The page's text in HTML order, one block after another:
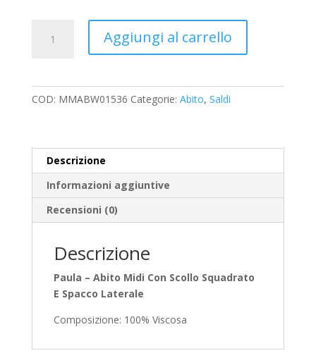
abito
Aggiungi al carrello
COD: MMABW01536 Categorie: Abito, Saldi
Descrizione
Informazioni aggiuntive
Recensioni (0)
Descrizione
Paula – Abito Midi Con Scollo Squadrato
E Spacco Laterale
Composizione: 100% Viscosa